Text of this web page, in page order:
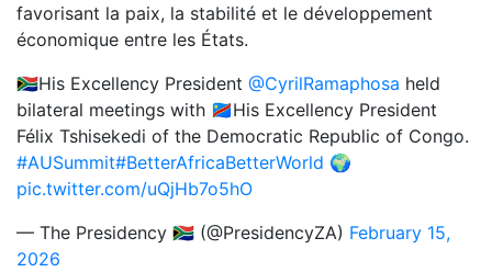
favorisant la paix, la stabilité et le développement
économique entre les États. ‎
🇿🇦His Excellency President @CyrilRamaphosa held
bilateral meetings with 🇨🇩His Excellency President
Félix Tshisekedi of the Democratic Republic of Congo.
#AUSummit#BetterAfricaBetterWorld 🌍
pic.twitter.com/uQjHb7o5hO
— The Presidency 🇿🇦 (@PresidencyZA) February 15,
2026